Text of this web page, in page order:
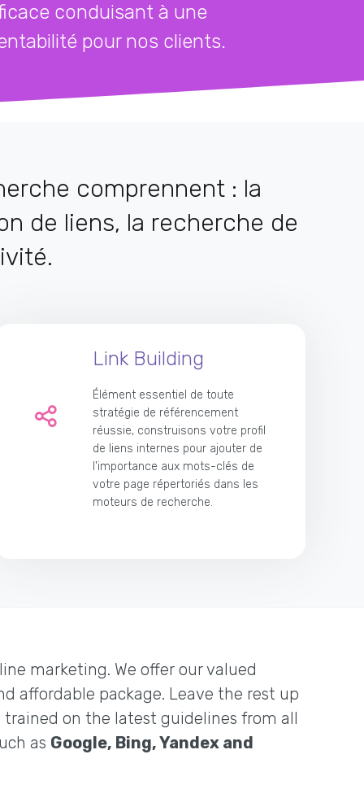
conduisant à une
pour nos clients.
comprennent : la
de liens, la recherche de
Link Building
Élément essentiel de toute
stratégie de référencement
réussie, construisons votre profil
de liens internes pour ajouter de
l'importance aux mots-clés de
votre page répertoriés dans les
moteurs de recherche.
marketing. We offer our valued
affordable package. Leave the rest up
trained on the latest guidelines from all
as Google, Bing, Yandex and